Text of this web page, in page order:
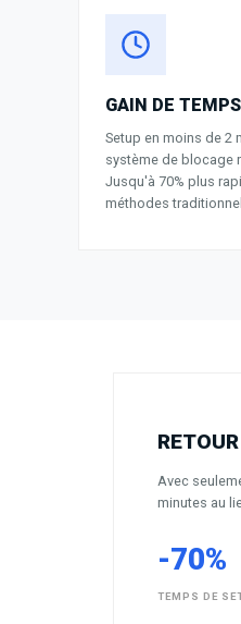
GAIN DE TEMPS
Setup en moins de 2
système de blocage
Jusqu'à 70% plus
méthodes
Avec
minutes au
-70%
TEMPS DE